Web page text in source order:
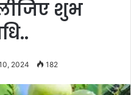
शुभ
2024 182